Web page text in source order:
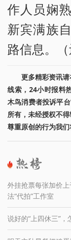
作人员娴
新宾满族
路信息。
更多精彩资讯
线索，24小时报料
木鸟消费者投诉平
所有，未经授权不
尊重原创的行为我们
外挂抢票每张加价
法“代拍”工作室
说好的“上四休三”，